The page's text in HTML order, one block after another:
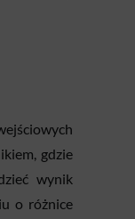
gdzie
wynik
o różnice